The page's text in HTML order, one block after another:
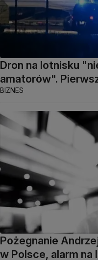
Dron na lotnisku
amatorów".
BIZNES
Pożegnanie
w Polsce, alarm na